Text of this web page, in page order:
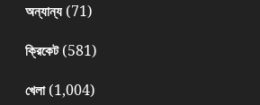
অন্যান্য(71)
ক্রিকেট(581)
খেলা(1,004)